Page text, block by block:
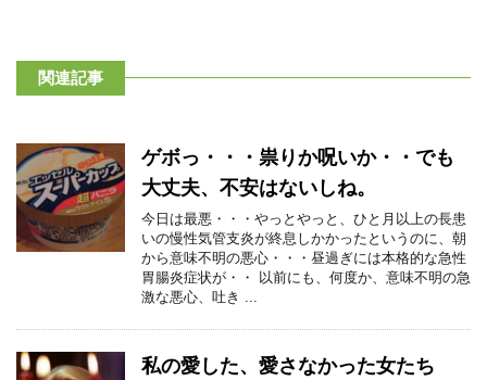
関連記事
ゲボっ・・・祟りか呪いか・・でも
大丈夫、不安はないしね。
今日は最悪・・・やっとやっと、ひと月以上の長患
いの慢性気管支炎が終息しかかったというのに、朝
から意味不明の悪心・・・昼過ぎには本格的な急性
胃腸炎症状が・・ 以前にも、何度か、意味不明の急
激な悪心、吐き ...
私の愛した、愛さなかった女たち